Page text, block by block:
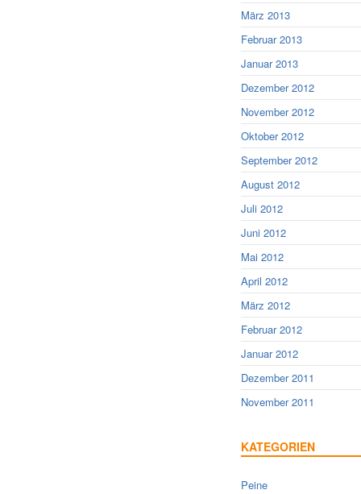
März 2013
Februar 2013
Januar 2013
Dezember 2012
November 2012
Oktober 2012
September 2012
August 2012
Juli 2012
Juni 2012
Mai 2012
April 2012
März 2012
Februar 2012
Januar 2012
Dezember 2011
November 2011
KATEGORIEN
Peine